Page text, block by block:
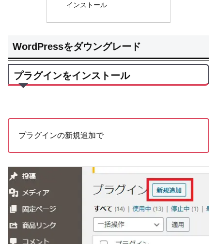
インストール
WordPressをダウングレード
プラグインをインストール
プラグインの新規追加で